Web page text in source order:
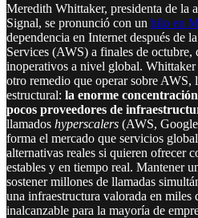
Meredith Whittaker, presidenta de la
Signal, se pronunció con un hilo en
dependencia en Internet después de
Services (AWS) a finales de octubre,
inoperativos a nivel global.
otro remedio que operar sobre AWS,
estructural: la enorme
pocos proveedores de
llamados hyperscalers (AWS,
forma el mercado que servicios
alternativas reales si quieren ofrecer
estables y en tiempo real. Mantener
sostener millones de llamadas
una infraestructura valorada en miles
inalcanzable para la mayoría de